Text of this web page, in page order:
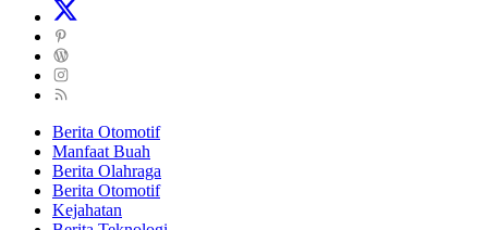
Berita Otomotif
Manfaat Buah
Berita Olahraga
Berita Otomotif
Kejahatan